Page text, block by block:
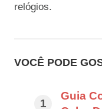
relógios.
VOCÊ PODE
Guia